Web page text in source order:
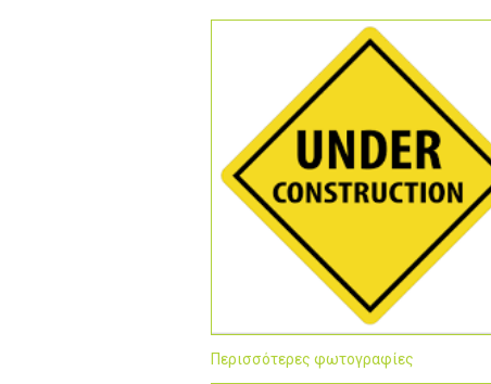
Περισσότερες φωτογραφίες